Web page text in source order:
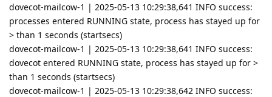
dovecot-mailcow-1 | 2025-05-13 10:29:38,641 INFO success:
processes entered RUNNING state, process has stayed up for
> than 1 seconds (startsecs)
dovecot-mailcow-1 | 2025-05-13 10:29:38,641 INFO success:
dovecot entered RUNNING state, process has stayed up for >
than 1 seconds (startsecs)
dovecot-mailcow-1 | 2025-05-13 10:29:38,642 INFO success: